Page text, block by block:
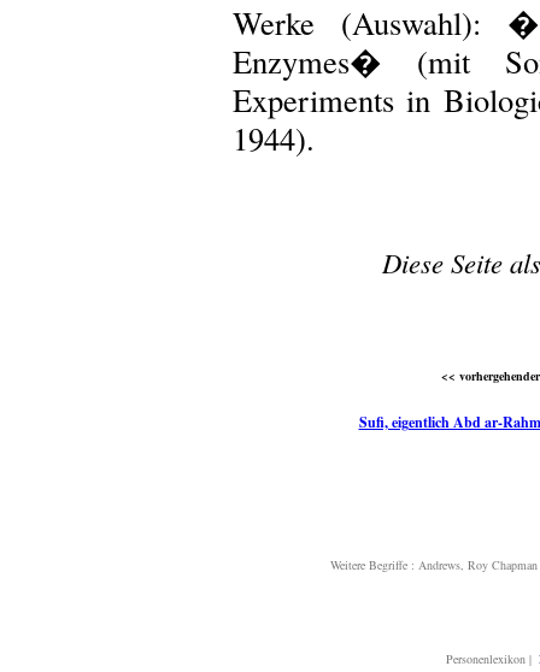
Werke (Auswahl):
Enzymes� (mit
Experiments in
1944).
Diese Seite
<<
Sufi, eigentlich Abd ar-
Weitere Begriffe : Andrews, Roy Chapman
Personenlexikon|